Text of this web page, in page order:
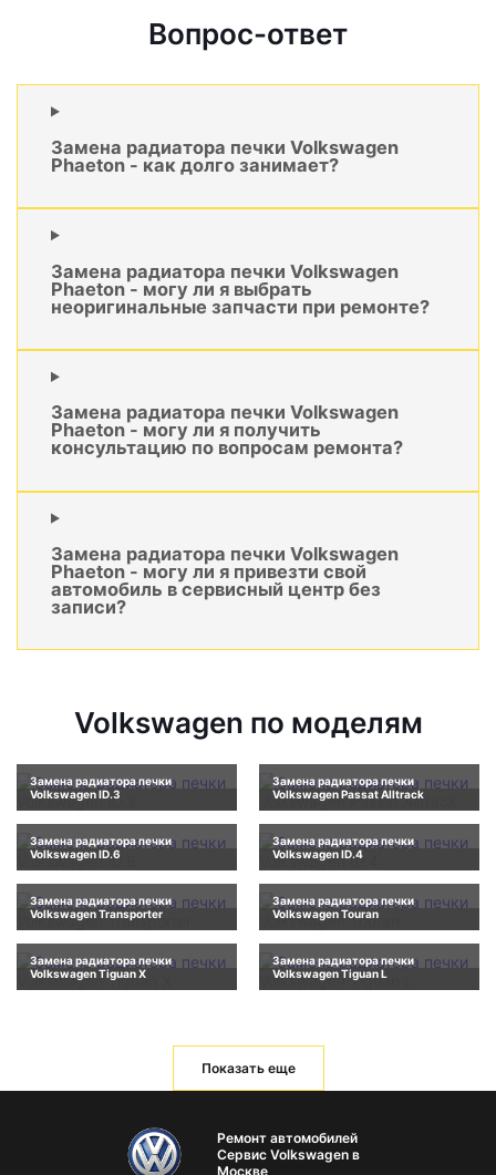
Вопрос-ответ
Замена радиатора печки Volkswagen
Phaeton - как долго занимает?
Замена радиатора печки Volkswagen
Phaeton - могу ли я выбрать
неоригинальные запчасти при ремонте?
Замена радиатора печки Volkswagen
Phaeton - могу ли я получить
консультацию по вопросам ремонта?
Замена радиатора печки Volkswagen
Phaeton - могу ли я привезти свой
автомобиль в сервисный центр без
записи?
Volkswagen по моделям
Замена радиатора печки
Volkswagen ID.3
Замена радиатора печки
Volkswagen Passat Alltrack
Замена радиатора печки
Volkswagen ID.6
Замена радиатора печки
Volkswagen ID.4
Замена радиатора печки
Volkswagen Transporter
Замена радиатора печки
Volkswagen Touran
Замена радиатора печки
Volkswagen Tiguan X
Замена радиатора печки
Volkswagen Tiguan L
Показать еще
Ремонт автомобилей
Сервис Volkswagen в
Москве